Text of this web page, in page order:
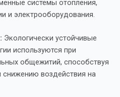
системы отопления,
и электрооборудования.
Экологически устойчивые
используются при
общежитий, способствуя
снижению воздействия на